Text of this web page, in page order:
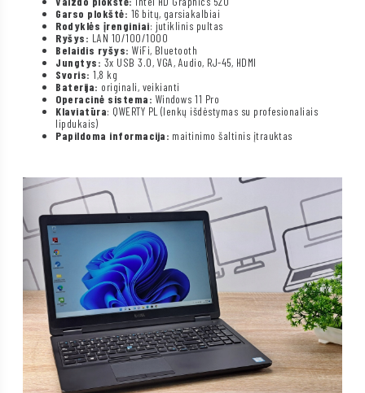
Garso plokštė: 16 bitų, garsiakalbiai
Rodyklės įrenginiai: jutiklinis pultas
Ryšys: LAN 10/100/1000
Belaidis ryšys: WiFi, Bluetooth
Jungtys: 3x USB 3.0, VGA, Audio, RJ-45, HDMI
Svoris: 1,8 kg
Baterija: originali, veikianti
Operacinė sistema: Windows 11 Pro
Klaviatūra: QWERTY PL (lenkų išdėstymas su profesionaliais
lipdukais)
Papildoma informacija: maitinimo šaltinis įtrauktas